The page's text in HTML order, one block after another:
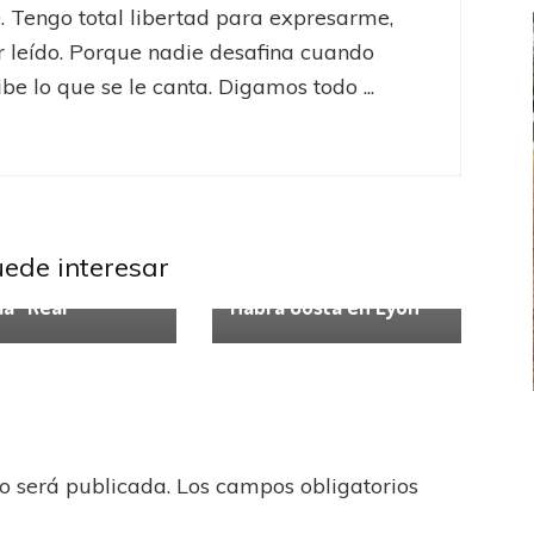
Tengo total libertad para expresarme,
leído. Porque nadie desafina cuando
lo que se le canta. Digamos todo ...
interesar
trompazo
y mucha
“Real”
Habrá Costa en Lyon
será publicada. Los campos obligatorios
ante su gente Tiro se quedó con la primera semifinal